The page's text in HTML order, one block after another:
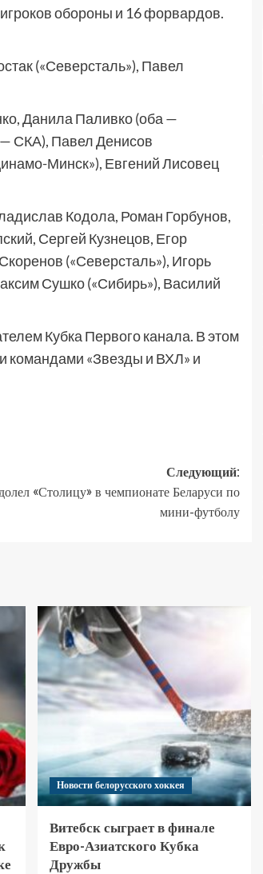
обороны и 16 форвардов.
(«Северсталь»), Павел
Данила Паливко (оба —
— СКА), Павел Денисов
Минск»), Евгений Лисовец
Кодола, Роман Горбунов,
Сергей Кузнецов, Егор
(«Северсталь»), Игорь
Сушко («Сибирь»), Василий
Кубка Первого канала. В этом
командами «Звезды и ВХЛ» и
Следующий:
«Столицу» в чемпионате Беларуси по
мини-футболу
Новости белорусского хоккея
Витебск сыграет в финале
Евро-Азиатского Кубка
Дружбы